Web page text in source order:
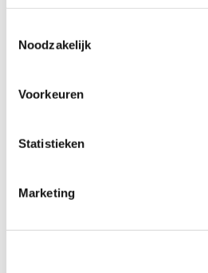
Noodzakelijk
Voorkeuren
Statistieken
Marketing